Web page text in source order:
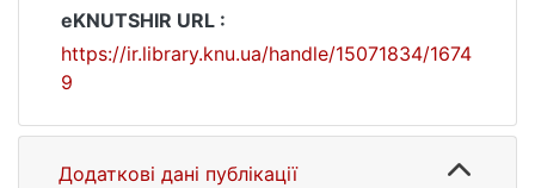
eKNUTSHIR URL :
https://ir.library.knu.ua/handle/15071834/1674
9
Додаткові дані публікації